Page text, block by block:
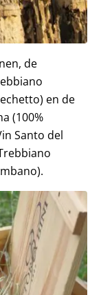
de
en de
(100%
Santo del